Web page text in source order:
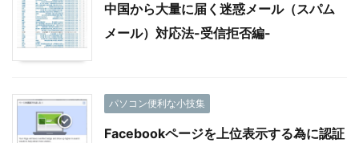
中国から大量に届く迷惑メール（スパム
メール）対応法-受信拒否編-
パソコン便利な小技集
Facebookページを上位表示する為に認証